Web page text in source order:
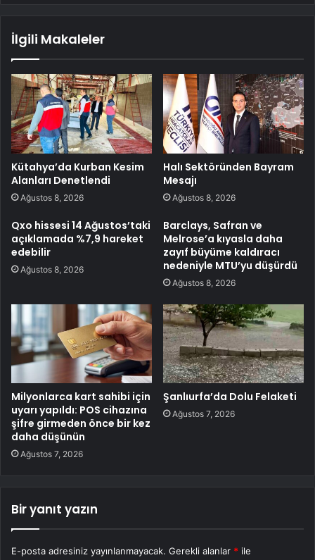
İlgili Makaleler
Kütahya’da Kurban Kesim
Alanları Denetlendi
Ağustos 8, 2026
Halı Sektöründen Bayram
Mesajı
Ağustos 8, 2026
Qxo hissesi 14 Ağustos’taki
açıklamada %7,9 hareket
edebilir
Ağustos 8, 2026
Barclays, Safran ve
Melrose’a kıyasla daha
zayıf büyüme kaldıracı
nedeniyle MTU’yu düşürdü
Ağustos 8, 2026
Milyonlarca kart sahibi için
uyarı yapıldı: POS cihazına
şifre girmeden önce bir kez
daha düşünün
Ağustos 7, 2026
Şanlıurfa’da Dolu Felaketi
Ağustos 7, 2026
Bir yanıt yazın
E-posta adresiniz yayınlanmayacak. Gerekli alanlar * ile